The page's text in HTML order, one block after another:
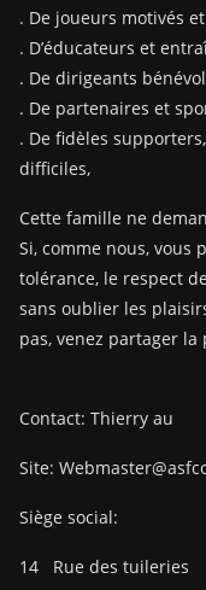
. De joueurs motivés
. D’éducateurs et
. De dirigeants
. De partenaires et
. De fidèles
difficiles,
Cette famille ne
Si, comme nous, vous
tolérance, le respect
sans oublier les
pas, venez partager
Contact: Thierry
Site:
Siège social:
14 Rue des tuileries